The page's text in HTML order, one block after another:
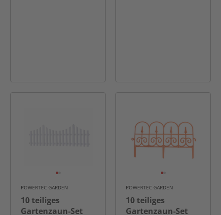
POWERTEC GARDEN
10 teiliges
Gartenzaun-Set
POWERTEC GARDEN
10 teiliges
Gartenzaun-Set